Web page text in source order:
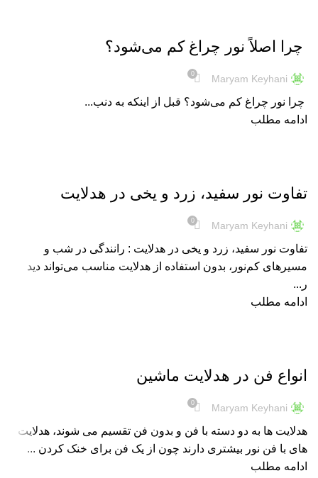
چرا اصلاً نور چراغ کم می‌شود؟
Maryam Keyhani
0
چرا نور چراغ کم می‌شود؟ قبل از اینکه به دنب...
ادامه مطلب
تفاوت نور سفید، زرد و یخی در هدلایت
Maryam Keyhani
0
تفاوت نور سفید، زرد و یخی در هدلایت : رانندگی در شب و
مسیرهای کم‌نور، بدون استفاده از هدلایت مناسب می‌تواند دید
ر...
ادامه مطلب
انواع فن در هدلایت ماشین
Maryam Keyhani
0
هدلایت ها به دو دسته با فن و بدون فن تقسیم می شوند، هدلایت
های با فن نور بیشتری دارند چون از یک فن برای خنک کردن ...
ادامه مطلب